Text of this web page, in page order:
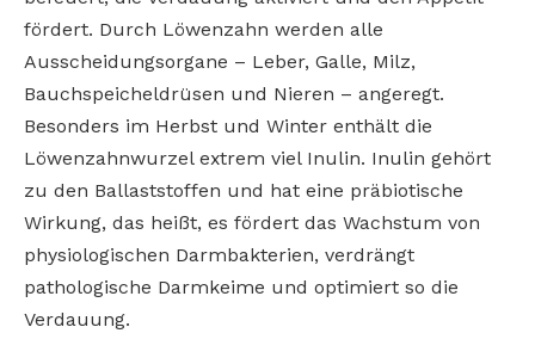
fördert. Durch Löwenzahn werden alle
Ausscheidungsorgane – Leber, Galle, Milz,
Bauchspeicheldrüsen und Nieren – angeregt.
Besonders im Herbst und Winter enthält die
Löwenzahnwurzel extrem viel Inulin. Inulin gehört
zu den Ballaststoffen und hat eine präbiotische
Wirkung, das heißt, es fördert das Wachstum von
physiologischen Darmbakterien, verdrängt
pathologische Darmkeime und optimiert so die
Verdauung.